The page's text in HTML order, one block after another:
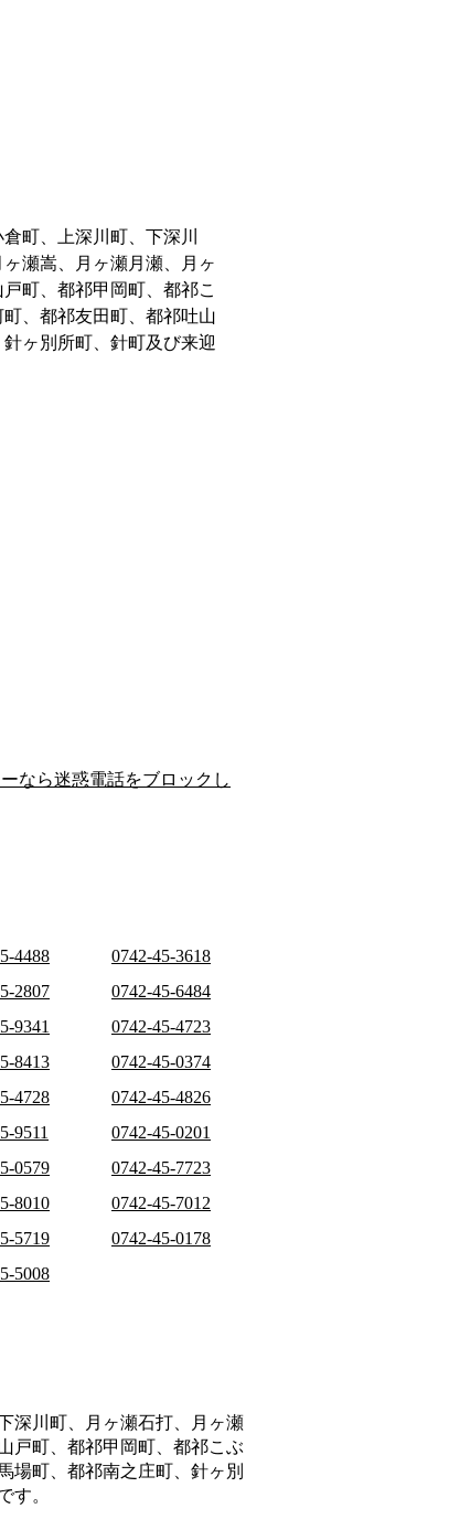
町、上深川町、下深川
瀬嵩、月ヶ瀬月瀬、月ヶ
町、都祁甲岡町、都祁こ
、都祁友田町、都祁吐山
ヶ別所町、針町及び来迎
なら迷惑電話をブロックし
4488
0742-45-3618
2807
0742-45-6484
9341
0742-45-4723
8413
0742-45-0374
4728
0742-45-4826
9511
0742-45-0201
0579
0742-45-7723
8010
0742-45-7012
5719
0742-45-0178
5008
深川町、月ヶ瀬石打、月ヶ瀬
戸町、都祁甲岡町、都祁こぶ
場町、都祁南之庄町、針ヶ別
す。